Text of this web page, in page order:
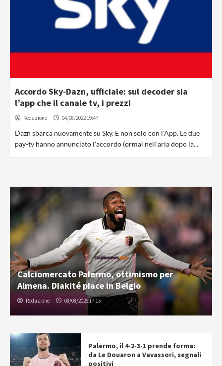
Accordo Sky-Dazn, ufficiale: sul decoder sia
l’app che il canale tv, i prezzi
Redazione 04/08/2022 19:47
Dazn sbarca nuovamente su Sky. E non solo con l'App. Le due
pay-tv hanno annunciato l'accordo (ormai nell'aria dopo la...
Calciomercato Palermo, ottimismo per
Almena. Diakité piace in Belgio
Redazione 08/08/2026 17:15
Palermo, il 4-2-3-1 prende forma:
da Le Douaron a Vavassori, segnali
positivi